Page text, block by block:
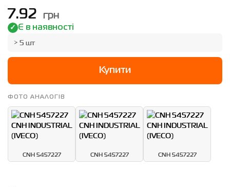
7.92 грн
Є в наявності
> 5 шт
Купити
ФОТО АНАЛОГІВ
CNH 5457227 CNH 5457227 CNH 5457227